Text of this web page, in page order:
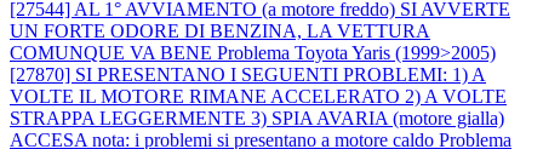
[27544] AL 1° AVVIAMENTO (a motore freddo) SI AVVERTE
UN FORTE ODORE DI BENZINA, LA VETTURA
COMUNQUE VA BENE Problema Toyota Yaris (1999>2005)
[27870] SI PRESENTANO I SEGUENTI PROBLEMI: 1) A
VOLTE IL MOTORE RIMANE ACCELERATO 2) A VOLTE
STRAPPA LEGGERMENTE 3) SPIA AVARIA (motore gialla)
ACCESA nota: i problemi si presentano a motore caldo Problema